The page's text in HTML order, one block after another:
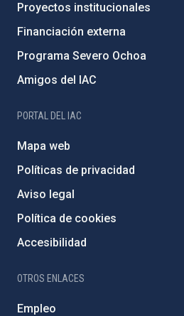
Proyectos institucionales
Financiación externa
Programa Severo Ochoa
Amigos del IAC
PORTAL DEL IAC
Mapa web
Políticas de privacidad
Aviso legal
Política de cookies
Accesibilidad
OTROS ENLACES
Empleo